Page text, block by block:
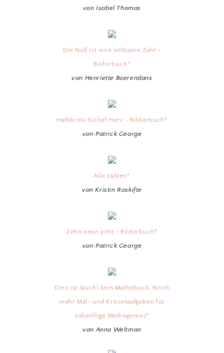
von Isabel Thomas
Die Null ist eine seltsame Zahl -
Bilderbuch*
von Henriette Boerendans
Halbkreis Sichel Herz - Bilderbuch*
von Patrick George
Alle zählen*
von Kristin Roskifte
Zehn neun acht - Bilderbuch*
von Patrick George
Dies ist (auch) kein Mathebuch: Noch
mehr Mal- und Kritzelaufgaben für
zukünftige Mathegenies*
von Anna Weltman